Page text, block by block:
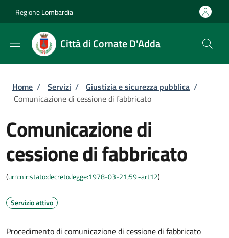
Regione Lombardia
Città di Cornate D'Adda
Briciole di pane
Home / Servizi / Giustizia e sicurezza pubblica /
Comunicazione di cessione di fabbricato
Comunicazione di
cessione di fabbricato
(urn:nir:stato:decreto.legge:1978-03-21;59~art12)
Servizio attivo
Procedimento di comunicazione di cessione di fabbricato